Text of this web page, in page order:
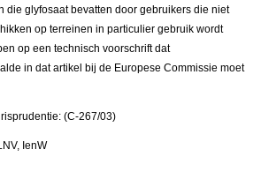
die glyfosaat bevatten door gebruikers die niet
op terreinen in particulier gebruik wordt
op een technisch voorschrift dat
in dat artikel bij de Europese Commissie moet
(C-267/03)
IenW